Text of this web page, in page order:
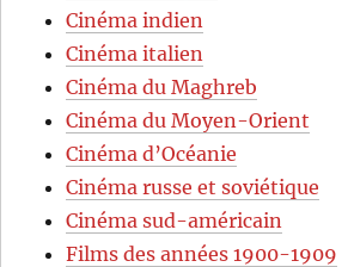
Cinéma indien
Cinéma italien
Cinéma du Maghreb
Cinéma du Moyen-Orient
Cinéma d’Océanie
Cinéma russe et soviétique
Cinéma sud-américain
Films des années 1900-1909